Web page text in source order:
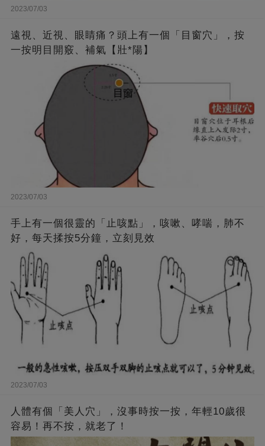
2023/07/03
遠視、近視、眼睛痛？頭上有一個「目窗穴」，按
一按明目開竅、補氣【壯*陽】
2023/07/03
手上有一個很靈的「止咳點」，咳嗽、哮喘，肺不
好，每天揉按5分鐘，立刻見效
2023/07/03
人體有個「美人穴」，沒事時按一按，年輕10歲很
容易！再不按，就老了！